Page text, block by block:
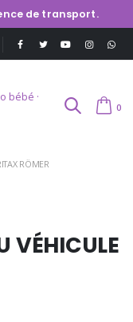
de transport.
0
RÖMER
VÉHICULE